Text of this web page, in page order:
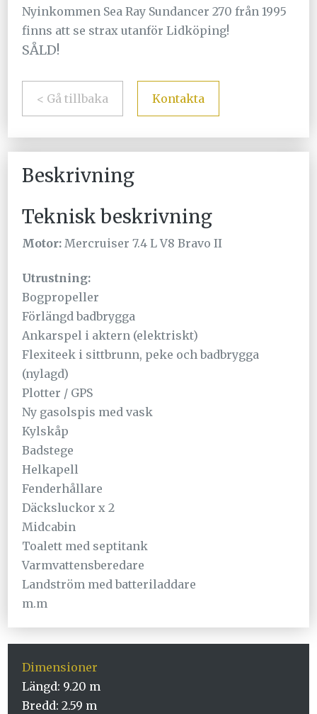
Nyinkommen Sea Ray Sundancer 270 från 1995
finns att se strax utanför Lidköping!
SÅLD!
< Gå tillbaka Kontakta
Beskrivning
Teknisk beskrivning
Motor: Mercruiser 7.4 L V8 Bravo II
Utrustning:
Bogpropeller
Förlängd badbrygga
Ankarspel i aktern (elektriskt)
Flexiteek i sittbrunn, peke och badbrygga
(nylagd)
Plotter / GPS
Ny gasolspis med vask
Kylskåp
Badstege
Helkapell
Fenderhållare
Däcksluckor x 2
Midcabin
Toalett med septitank
Varmvattensberedare
Landström med batteriladdare
m.m
Dimensioner
Längd: 9.20 m
Bredd: 2.59 m